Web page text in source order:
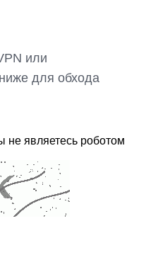
или
для обхода
не являетесь роботом